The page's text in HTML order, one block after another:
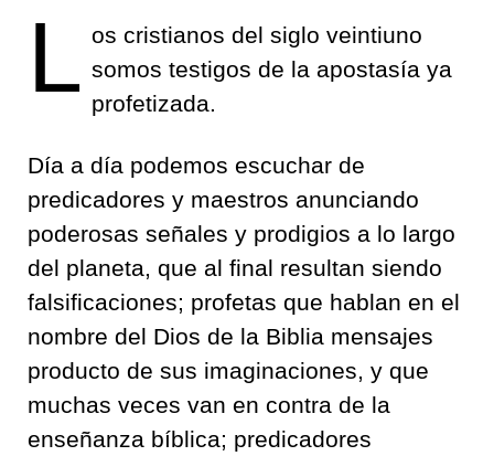
L os cristianos del siglo veintiuno
somos testigos de la apostasía ya
profetizada.
Día a día podemos escuchar de
predicadores y maestros anunciando
poderosas señales y prodigios a lo largo
del planeta, que al final resultan siendo
falsificaciones; profetas que hablan en el
nombre del Dios de la Biblia mensajes
producto de sus imaginaciones, y que
muchas veces van en contra de la
enseñanza bíblica; predicadores